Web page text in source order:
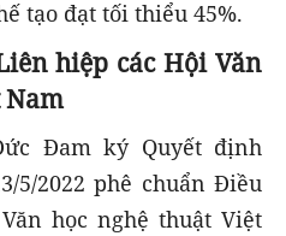
tạo đạt tối thiểu 45%.
hiệp các Hội Văn
Nam
Đam ký Quyết định
5/2022 phê chuẩn Điều
học nghệ thuật Việt